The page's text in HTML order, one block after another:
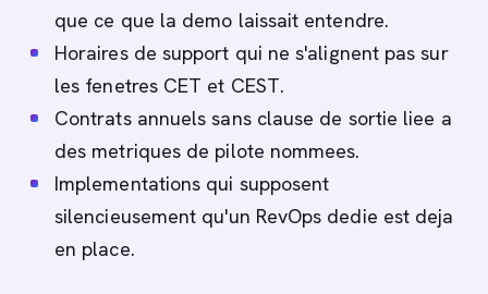
que ce que la demo laissait entendre.
Horaires de support qui ne s'alignent pas sur
les fenetres CET et CEST.
Contrats annuels sans clause de sortie liee a
des metriques de pilote nommees.
Implementations qui supposent
silencieusement qu'un RevOps dedie est deja
en place.